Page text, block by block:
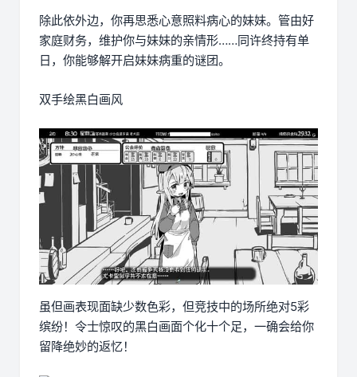
除此依外边，你再思悉心意照料病心的妹妹。管由好
家庭财务，维护你与妹妹的亲情形……同许终持有单
日，你能够解开启妹妹病重的谜团。
双手绘黑白画风
虽但画表现面缺少数色彩，但竞技中的场所绝对5彩
缤纷！令士惊叹的黑白画面个化十个足，一确会给你
留降绝妙的返忆！